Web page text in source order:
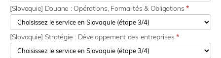
[Slovaquie] Douane : Opérations, Formalités & Obligations*
[Slovaquie] Stratégie : Développement des entreprises*